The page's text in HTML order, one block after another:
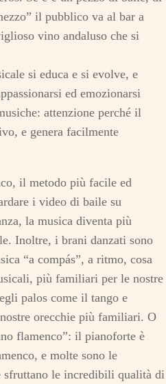
il pubblico va al bar a
vino andaluso che si
si educa e si evolve, e
ed emozionarsi
attenzione perché il
e genera facilmente
il metodo più facile ed
i video di baile su
la musica diventa più
Inoltre, i brani danzati sono
“a compás”, a ritmo, cosa
più familiari per le nostre
palos come il tango e
orecchie più familiari. O
flamenco”: il pianoforte è
e molte sono le
sfruttano le incredibili qualità di